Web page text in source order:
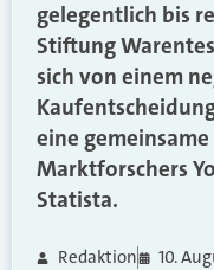
gelegentlich bis
Stiftung
sich von einem
eine
Marktforschers
Statista.
Redaktion 10.